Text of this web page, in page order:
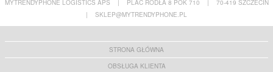
MYTRENDYPHONE LOGISTICS APS | PLAC RODŁA 8 POK 710 |
70-419 SZCZECIN
|
SKLEP@MYTRENDYPHONE.PL
STRONA GŁÓWNA
OBSŁUGA KLIENTA